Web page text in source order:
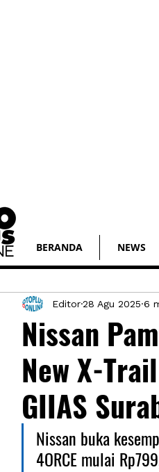
BERANDA NEWS
Nissan
New X-
GIIAS
Editor28 Agu 2025 6
Nissan buka
4ORCE mulai